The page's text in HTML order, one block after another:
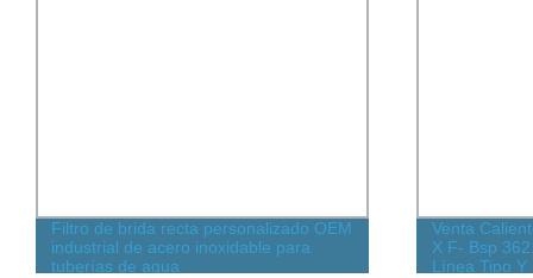
Filtro de brida recta personalizado OEM
industrial de acero inoxidable para
tuberías de agua
Venta
X F- Bsp
Línea Tipo Y